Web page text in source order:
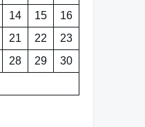
14 15
16
21 22
23
28 29
30